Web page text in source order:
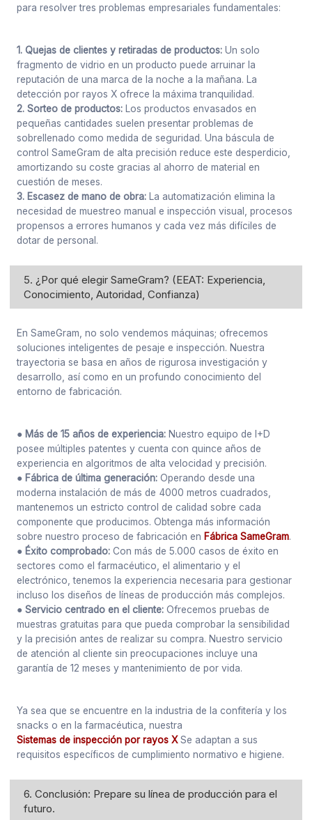
para resolver tres problemas empresariales fundamentales:
1. Quejas de clientes y retiradas de productos: Un solo
fragmento de vidrio en un producto puede arruinar la
reputación de una marca de la noche a la mañana. La
detección por rayos X ofrece la máxima tranquilidad.
2. Sorteo de productos: Los productos envasados en
pequeñas cantidades suelen presentar problemas de
sobrellenado como medida de seguridad. Una báscula de
control SameGram de alta precisión reduce este desperdicio,
amortizando su coste gracias al ahorro de material en
cuestión de meses.
3. Escasez de mano de obra: La automatización elimina la
necesidad de muestreo manual e inspección visual, procesos
propensos a errores humanos y cada vez más difíciles de
dotar de personal.
5. ¿Por qué elegir SameGram? (EEAT: Experiencia,
Conocimiento, Autoridad, Confianza)
En SameGram, no solo vendemos máquinas; ofrecemos
soluciones inteligentes de pesaje e inspección. Nuestra
trayectoria se basa en años de rigurosa investigación y
desarrollo, así como en un profundo conocimiento del
entorno de fabricación.
● Más de 15 años de experiencia: Nuestro equipo de I+D
posee múltiples patentes y cuenta con quince años de
experiencia en algoritmos de alta velocidad y precisión.
● Fábrica de última generación: Operando desde una
moderna instalación de más de 4000 metros cuadrados,
mantenemos un estricto control de calidad sobre cada
componente que producimos. Obtenga más información
sobre nuestro proceso de fabricación en Fábrica SameGram.
● Éxito comprobado: Con más de 5.000 casos de éxito en
sectores como el farmacéutico, el alimentario y el
electrónico, tenemos la experiencia necesaria para gestionar
incluso los diseños de líneas de producción más complejos.
● Servicio centrado en el cliente: Ofrecemos pruebas de
muestras gratuitas para que pueda comprobar la sensibilidad
y la precisión antes de realizar su compra. Nuestro servicio
de atención al cliente sin preocupaciones incluye una
garantía de 12 meses y mantenimiento de por vida.
Ya sea que se encuentre en la industria de la confitería y los
snacks o en la farmacéutica, nuestra
Sistemas de inspección por rayos XSe adaptan a sus
requisitos específicos de cumplimiento normativo e higiene.
6. Conclusión: Prepare su línea de producción para el
futuro.